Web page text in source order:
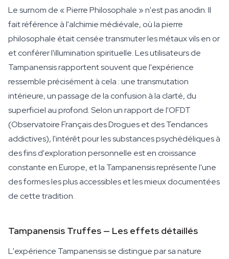
Le surnom de « Pierre Philosophale » n'est pas anodin. Il
fait référence à l'alchimie médiévale, où la pierre
philosophale était censée transmuter les métaux vils en or
et conférer l'illumination spirituelle. Les utilisateurs de
Tampanensis rapportent souvent que l'expérience
ressemble précisément à cela : une transmutation
intérieure, un passage de la confusion à la clarté, du
superficiel au profond. Selon un rapport de l'OFDT
(Observatoire Français des Drogues et des Tendances
addictives), l'intérêt pour les substances psychédéliques à
des fins d'exploration personnelle est en croissance
constante en Europe, et la Tampanensis représente l'une
des formes les plus accessibles et les mieux documentées
de cette tradition.
Tampanensis Truffes — Les effets détaillés
L'expérience Tampanensis se distingue par sa nature